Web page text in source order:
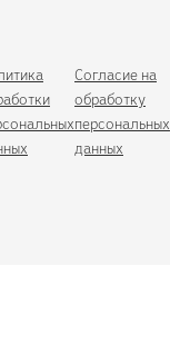
Согласие на
обработку
персональных
данных